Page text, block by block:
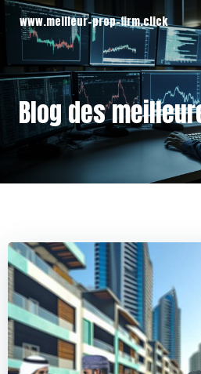
au
www.meilleur-prop-firm.click
Blog des